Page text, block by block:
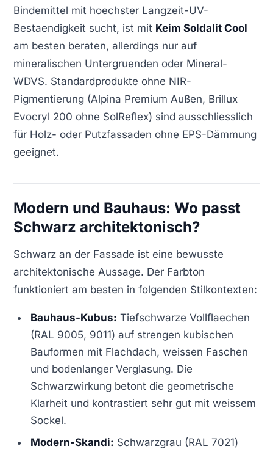
Bindemittel mit hoechster Langzeit-UV-
Bestaendigkeit sucht, ist mit Keim Soldalit Cool
am besten beraten, allerdings nur auf
mineralischen Untergruenden oder Mineral-
WDVS. Standardprodukte ohne NIR-
Pigmentierung (Alpina Premium Außen, Brillux
Evocryl 200 ohne SolReflex) sind ausschliesslich
für Holz- oder Putzfassaden ohne EPS-Dämmung
geeignet.
Modern und Bauhaus: Wo passt
Schwarz architektonisch?
Schwarz an der Fassade ist eine bewusste
architektonische Aussage. Der Farbton
funktioniert am besten in folgenden Stilkontexten:
Bauhaus-Kubus: Tiefschwarze Vollflaechen
(RAL 9005, 9011) auf strengen kubischen
Bauformen mit Flachdach, weissen Faschen
und bodenlanger Verglasung. Die
Schwarzwirkung betont die geometrische
Klarheit und kontrastiert sehr gut mit weissem
Sockel.
Modern-Skandi: Schwarzgrau (RAL 7021)